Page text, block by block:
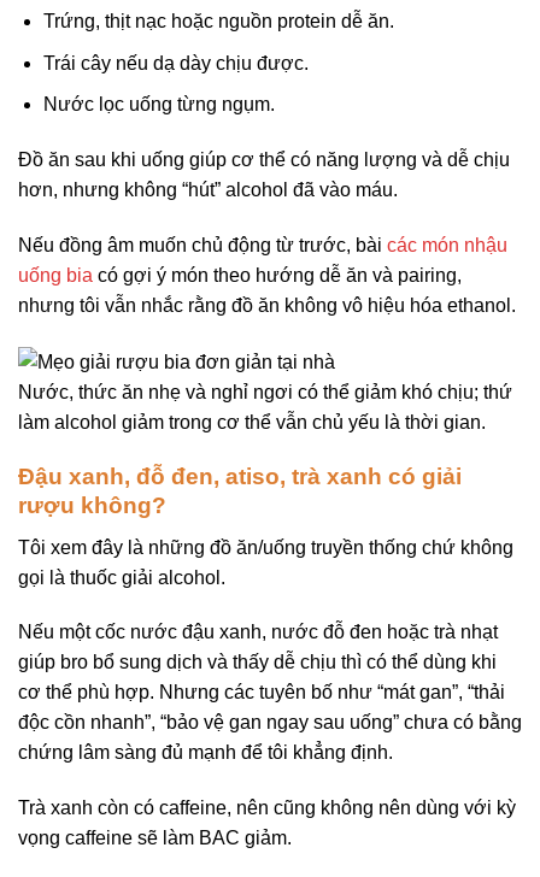
Trứng, thịt nạc hoặc nguồn protein dễ ăn.
Trái cây nếu dạ dày chịu được.
Nước lọc uống từng ngụm.
Đồ ăn sau khi uống giúp cơ thể có năng lượng và dễ chịu
hơn, nhưng không “hút” alcohol đã vào máu.
Nếu đồng âm muốn chủ động từ trước, bài các món nhậu
uống bia có gợi ý món theo hướng dễ ăn và pairing,
nhưng tôi vẫn nhắc rằng đồ ăn không vô hiệu hóa ethanol.
Nước, thức ăn nhẹ và nghỉ ngơi có thể giảm khó chịu; thứ
làm alcohol giảm trong cơ thể vẫn chủ yếu là thời gian.
Đậu xanh, đỗ đen, atiso, trà xanh có giải
rượu không?
Tôi xem đây là những đồ ăn/uống truyền thống chứ không
gọi là thuốc giải alcohol.
Nếu một cốc nước đậu xanh, nước đỗ đen hoặc trà nhạt
giúp bro bổ sung dịch và thấy dễ chịu thì có thể dùng khi
cơ thể phù hợp. Nhưng các tuyên bố như “mát gan”, “thải
độc cồn nhanh”, “bảo vệ gan ngay sau uống” chưa có bằng
chứng lâm sàng đủ mạnh để tôi khẳng định.
Trà xanh còn có caffeine, nên cũng không nên dùng với kỳ
vọng caffeine sẽ làm BAC giảm.